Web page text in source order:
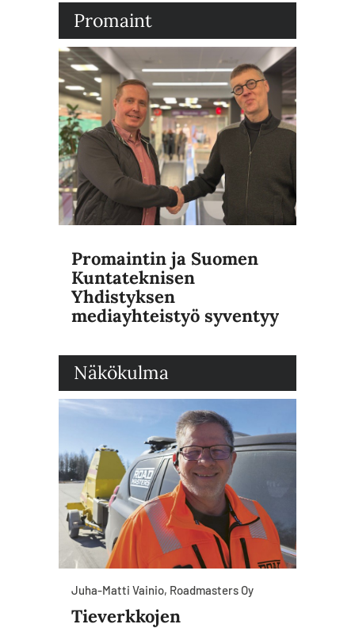
Promaint
Promaintin ja Suomen
Kuntateknisen
Yhdistyksen
mediayhteistyö syventyy
Näkökulma
Juha-Matti Vainio, Roadmasters Oy
Tieverkkojen